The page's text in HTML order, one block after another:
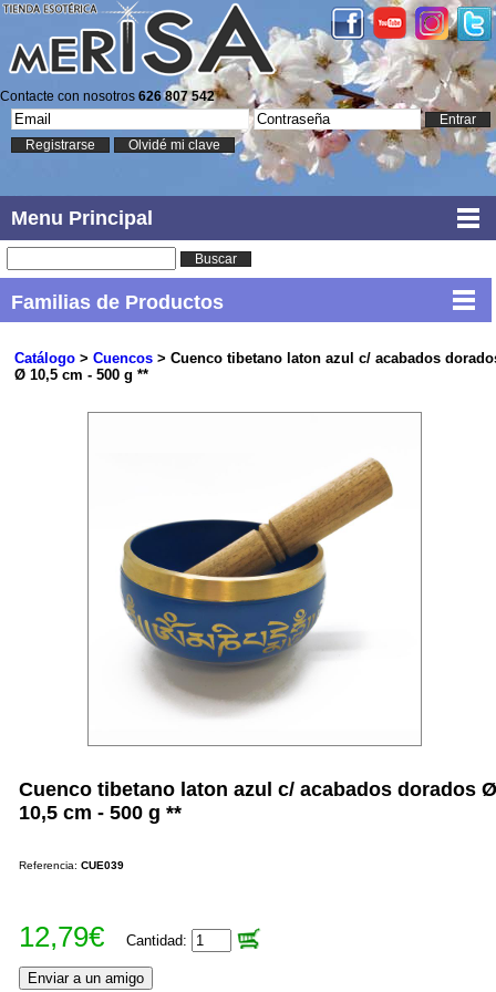
Contacte con nosotros 626 807 542
Entrar
Registrarse
Olvidé mi clave
Menu Principal
Buscar
Familias de Productos
Catálogo> Cuencos> Cuenco tibetano laton azul c/ acabados
Ø 10,5 cm - 500 g **
Cuenco tibetano laton azul c/ acabados dorados
10,5 cm - 500 g **
Referencia:CUE039
12,79€ Cantidad: